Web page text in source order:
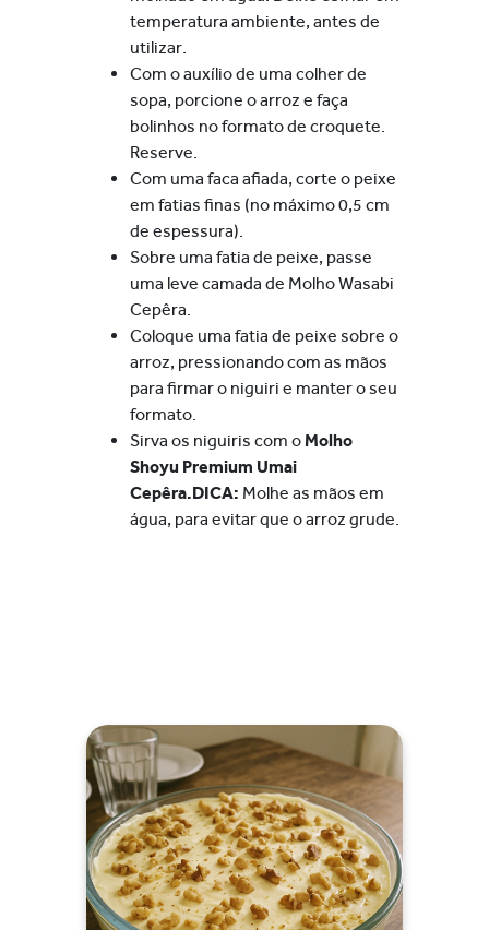
temperatura ambiente, antes de
utilizar.
Com o auxílio de uma colher de
sopa, porcione o arroz e faça
bolinhos no formato de croquete.
Reserve.
Com uma faca afiada, corte o peixe
em fatias finas (no máximo 0,5 cm
de espessura).
Sobre uma fatia de peixe, passe
uma leve camada de Molho Wasabi
Cepêra.
Coloque uma fatia de peixe sobre o
arroz, pressionando com as mãos
para firmar o niguiri e manter o seu
formato.
Sirva os niguiris com o Molho
Shoyu Premium Umai
Cepêra.DICA: Molhe as mãos em
água, para evitar que o arroz grude.